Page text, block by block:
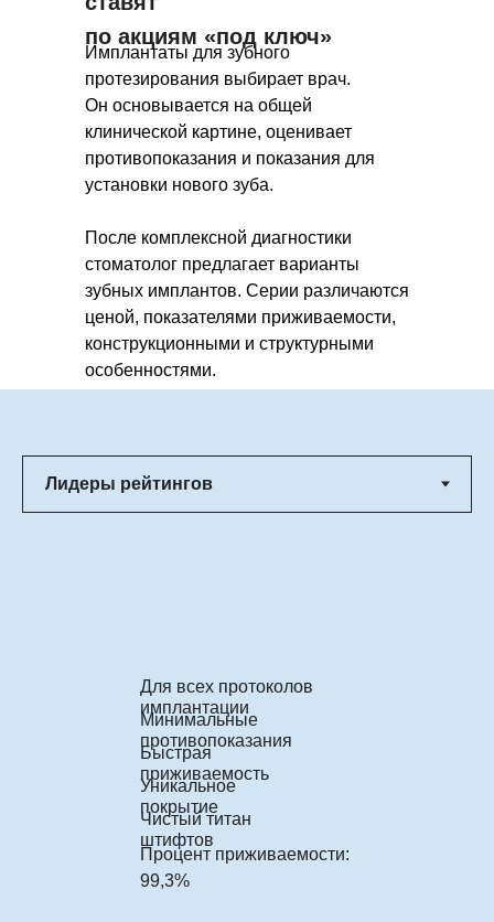
по акциям «под ключ»
Имплантаты для зубного
протезирования выбирает врач.
Он основывается на общей
клинической картине, оценивает
противопоказания и показания для
установки нового зуба.
После комплексной диагностики
стоматолог предлагает варианты
зубных имплантов. Серии различаются
ценой, показателями приживаемости,
конструкционными и структурными
особенностями.
Уникальное
покрытие
Минимальные
противопоказания
Для всех протоколов
имплантации
Быстрая
приживаемость
Чистый титан
штифтов
Процент приживаемости:
99,3%